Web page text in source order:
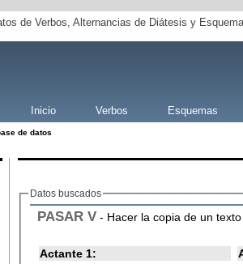
de Verbos, Alternancias de Diátesis y
Inicio Verbos Esquemas
de datos
Datos buscados
PASAR V - Hacer la copia de un texto
Actante 1: